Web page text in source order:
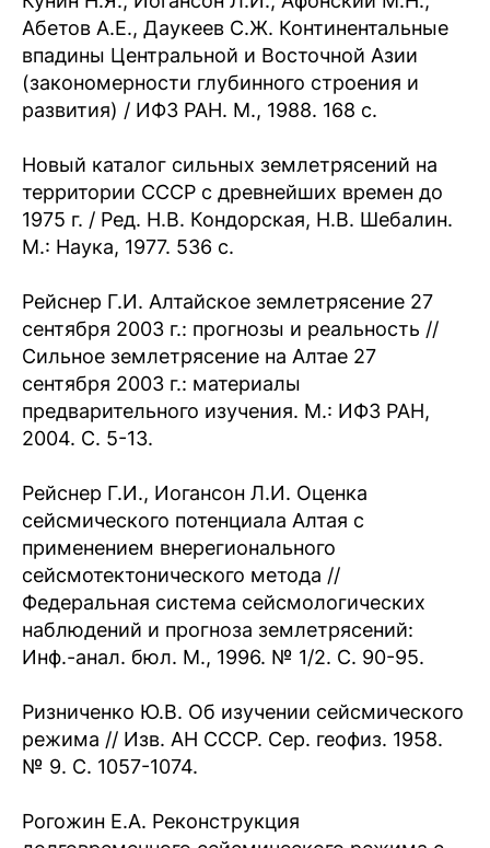
Абетов А.Е., Даукеев С.Ж. Континентальные
впадины Центральной и Восточной Азии
(закономерности глубинного строения и
развития) / ИФЗ РАН. М., 1988. 168 с.
Новый каталог сильных землетрясений на
территории СССР с древнейших времен до
1975 г. / Ред. Н.В. Кондорская, Н.В. Шебалин.
М.: Наука, 1977. 536 с.
Рейснер Г.И. Алтайское землетрясение 27
сентября 2003 г.: прогнозы и реальность //
Сильное землетрясение на Алтае 27
сентября 2003 г.: материалы
предварительного изучения. М.: ИФЗ РАН,
2004. С. 5-13.
Рейснер Г.И., Иогансон Л.И. Оценка
сейсмического потенциала Алтая с
применением внерегионального
сейсмотектонического метода //
Федеральная система сейсмологических
наблюдений и прогноза землетрясений:
Инф.-анал. бюл. М., 1996. № 1/2. С. 90-95.
Ризниченко Ю.В. Об изучении сейсмического
режима // Изв. АН СССР. Сер. геофиз. 1958.
№ 9. С. 1057-1074.
Рогожин Е.А. Реконструкция